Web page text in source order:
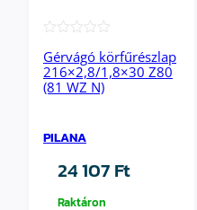
Gérvágó körfűrészlap
216×2,8/1,8×30 Z80
(81 WZ N)
PILANA
24 107Ft
Raktáron